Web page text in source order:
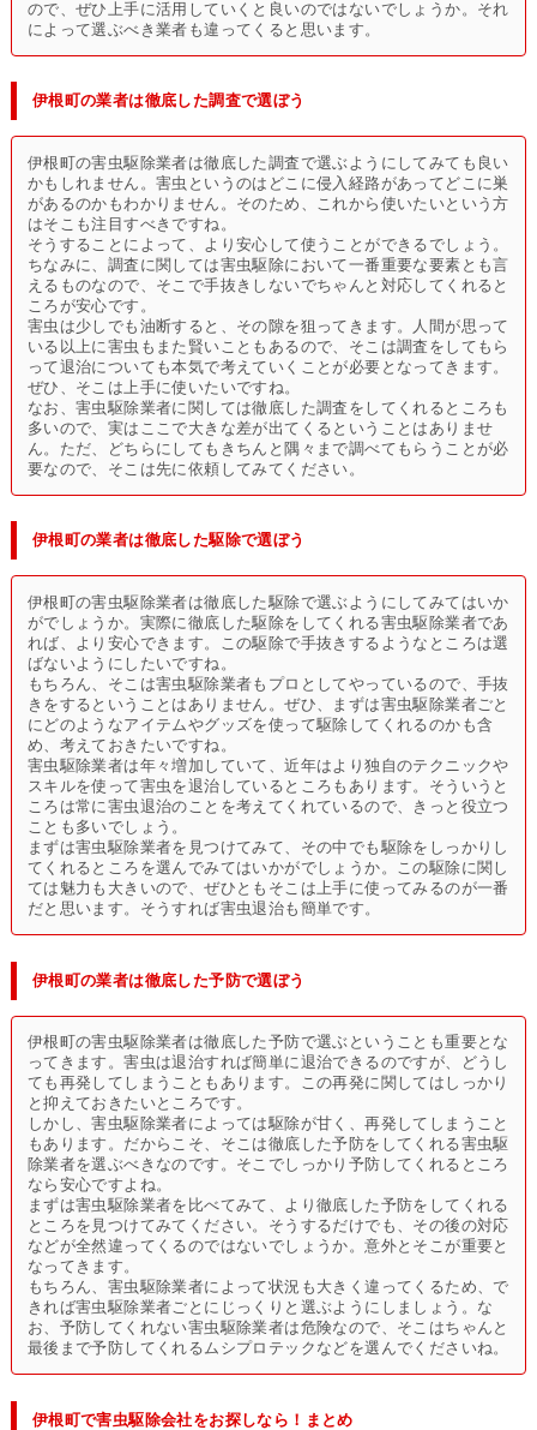
ので、ぜひ上手に活用していくと良いのではないでしょうか。それ
によって選ぶべき業者も違ってくると思います。
伊根町の業者は徹底した調査で選ぼう
伊根町の害虫駆除業者は徹底した調査で選ぶようにしてみても良い
かもしれません。害虫というのはどこに侵入経路があってどこに巣
があるのかもわかりません。そのため、これから使いたいという方
はそこも注目すべきですね。
そうすることによって、より安心して使うことができるでしょう。
ちなみに、調査に関しては害虫駆除において一番重要な要素とも言
えるものなので、そこで手抜きしないでちゃんと対応してくれると
ころが安心です。
害虫は少しでも油断すると、その隙を狙ってきます。人間が思って
いる以上に害虫もまた賢いこともあるので、そこは調査をしてもら
って退治についても本気で考えていくことが必要となってきます。
ぜひ、そこは上手に使いたいですね。
なお、害虫駆除業者に関しては徹底した調査をしてくれるところも
多いので、実はここで大きな差が出てくるということはありませ
ん。ただ、どちらにしてもきちんと隅々まで調べてもらうことが必
要なので、そこは先に依頼してみてください。
伊根町の業者は徹底した駆除で選ぼう
伊根町の害虫駆除業者は徹底した駆除で選ぶようにしてみてはいか
がでしょうか。実際に徹底した駆除をしてくれる害虫駆除業者であ
れば、より安心できます。この駆除で手抜きするようなところは選
ばないようにしたいですね。
もちろん、そこは害虫駆除業者もプロとしてやっているので、手抜
きをするということはありません。ぜひ、まずは害虫駆除業者ごと
にどのようなアイテムやグッズを使って駆除してくれるのかも含
め、考えておきたいですね。
害虫駆除業者は年々増加していて、近年はより独自のテクニックや
スキルを使って害虫を退治しているところもあります。そういうと
ころは常に害虫退治のことを考えてくれているので、きっと役立つ
ことも多いでしょう。
まずは害虫駆除業者を見つけてみて、その中でも駆除をしっかりし
てくれるところを選んでみてはいかがでしょうか。この駆除に関し
ては魅力も大きいので、ぜひともそこは上手に使ってみるのが一番
だと思います。そうすれば害虫退治も簡単です。
伊根町の業者は徹底した予防で選ぼう
伊根町の害虫駆除業者は徹底した予防で選ぶということも重要とな
ってきます。害虫は退治すれば簡単に退治できるのですが、どうし
ても再発してしまうこともあります。この再発に関してはしっかり
と抑えておきたいところです。
しかし、害虫駆除業者によっては駆除が甘く、再発してしまうこと
もあります。だからこそ、そこは徹底した予防をしてくれる害虫駆
除業者を選ぶべきなのです。そこでしっかり予防してくれるところ
なら安心ですよね。
まずは害虫駆除業者を比べてみて、より徹底した予防をしてくれる
ところを見つけてみてください。そうするだけでも、その後の対応
などが全然違ってくるのではないでしょうか。意外とそこが重要と
なってきます。
もちろん、害虫駆除業者によって状況も大きく違ってくるため、で
きれば害虫駆除業者ごとにじっくりと選ぶようにしましょう。な
お、予防してくれない害虫駆除業者は危険なので、そこはちゃんと
最後まで予防してくれるムシプロテックなどを選んでくださいね。
伊根町で害虫駆除会社をお探しなら！まとめ